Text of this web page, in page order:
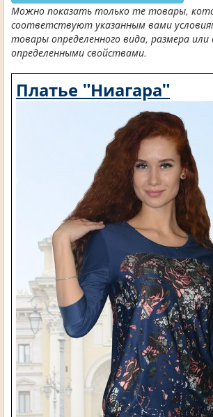
Можно показать только те товары,
соответствуют указанным вами
товары определенного вида, размера
определенными свойствами.
Платье "Ниагара"